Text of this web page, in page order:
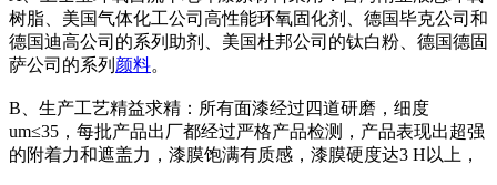
树脂、美国气体化工公司高性能环氧固化剂、德国毕克公司和
德国迪高公司的系列助剂、美国杜邦公司的钛白粉、德国德固
萨公司的系列 颜料。
B、生产工艺精益求精：所有面漆经过四道研磨，细度
um≤35，每批产品出厂都经过严格产品检测，产品表现出超强
的附着力和遮盖力，漆膜饱满有质感，漆膜硬度达3 H以上，